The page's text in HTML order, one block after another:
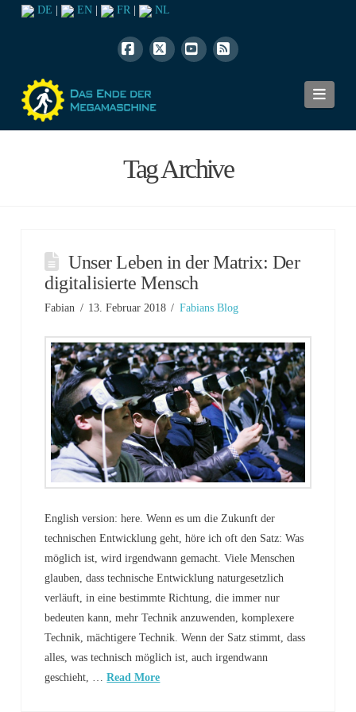
DE EN| FR| NL
Tag Archive
Unser Leben in der Matrix: Der
digitalisierte Mensch
Fabian 13. Februar 2018 Fabians Blog
English version: here. Wenn es um die Zukunft der
technischen Entwicklung geht, höre ich oft den Satz: Was
möglich ist, wird irgendwann gemacht. Viele Menschen
glauben, dass technische Entwicklung naturgesetzlich
verläuft, in eine bestimmte Richtung, die immer nur
bedeuten kann, mehr Technik anzuwenden, komplexere
Technik, mächtigere Technik. Wenn der Satz stimmt, dass
alles, was technisch möglich ist, auch irgendwann
geschieht, …Read More